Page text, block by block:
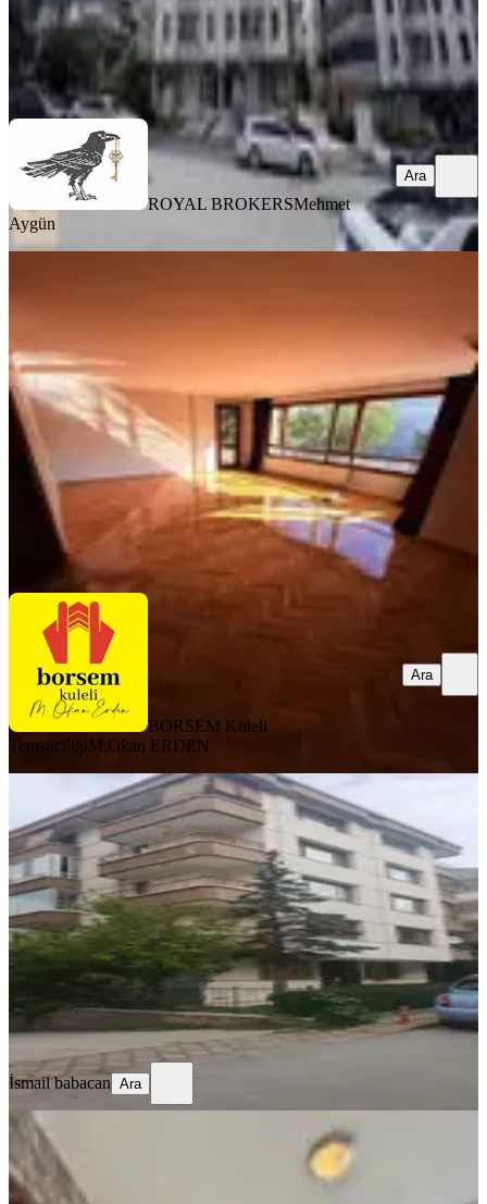
ROYAL BROKERS Mehmet Aygün
Ara
ROYAL BROKERSMehmet
Aygün
Ara
4+1
06.06.2026
10.500.000 ₺
BORSEM Kuleli TemsilciliğiM.Okan ERDEN
BORSEM Kuleli
TemsilciliğiM.Okan ERDEN
Ara
Sema Yazar Sokakta Sahibinden
Satılık Daire
Çankaya, Sancak Mahallesi
3+1·120 m²·1. Kat·12.05.2026
7.900.000 ₺
İsmail babacan
İsmail babacan Ara
MANZARALI
Yıldız Sancak Mahallesinde Geniş
Teraslı 4,5+1 Dubleks Boş Daire